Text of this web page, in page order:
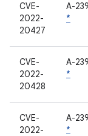
CVE-
2022-
20427
A-
*
CVE-
2022-
20428
A-
*
CVE-
2022-
A-
*